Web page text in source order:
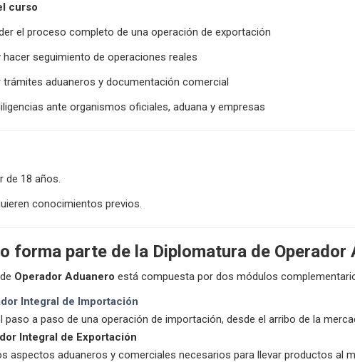
curso
el proceso completo de una operación de exportación
hacer seguimiento de operaciones reales
trámites aduaneros y documentación comercial
ante organismos oficiales, aduana y empresas
de 18 años.
conocimientos previos.
forma parte de la Diplomatura de Operador
Operador Aduanero está compuesta por dos módulos
Integral de Importación
paso a paso de una operación de importación, desde el arribo de la
Integral de Exportación
aspectos aduaneros y comerciales necesarios para llevar productos al